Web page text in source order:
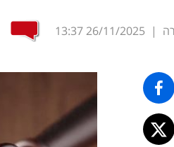
|
26/11/2025
13:37